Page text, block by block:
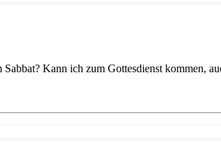
Kann ich zum Gottesdienst kommen,